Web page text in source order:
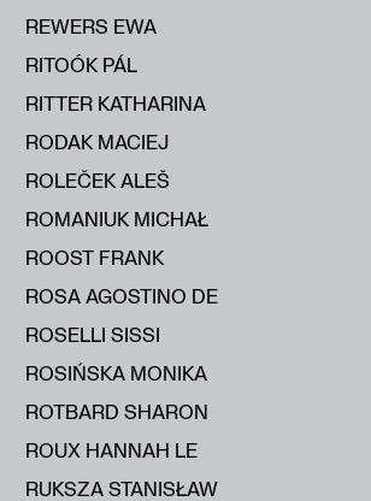
REWERS EWA
RITOÓK PÁL
RITTER KATHARINA
RODAK MACIEJ
ROLEČEK ALEŠ
ROMANIUK MICHAŁ
ROOST FRANK
ROSA AGOSTINO DE
ROSELLI SISSI
ROSIŃSKA MONIKA
ROTBARD SHARON
ROUX HANNAH LE
RUKSZA STANISŁAW